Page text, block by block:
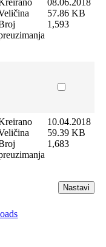
Kreirano
08.06.2018
57.86 KB
1,593
10.04.2018
59.39 KB
1,683